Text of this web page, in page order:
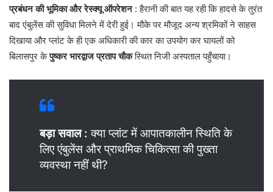
प्रबंधन की भूमिका और रेस्क्यू ऑपरेशन: ​हैरानी की बात यह रही कि हादसे के तुरंत
बाद एंबुलेंस की सुविधा मिलने में देरी हुई। मौके पर मौजूद अन्य श्रमिकों ने साहस
दिखाया और प्लांट के ही एक अधिकारी की कार का उपयोग कर घायलों को
बिलासपुर केपुष्कर भारद्वाज प्रताप चौकस्थित निजी अस्पताल पहुँचाया।
बड़ा सवाल : क्या प्लांट में आपातकालीन स्थिति के
लिए एंबुलेंस और प्राथमिक चिकित्सा की पुख्ता
व्यवस्था नहीं थी?